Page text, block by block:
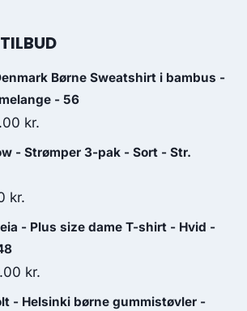
was:
Børne Sweatshirt i bambus -
- 56
kr..
kr.
price
- Strømper 3-pak - Sort - Str.
kr..
kr.
price
60.00 kr..
- Plus size dame T-shirt - Hvid -
kr.
price
- Helsinki børne gummistøvler -